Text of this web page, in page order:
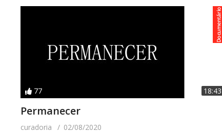
77 18:43
Permanecer
curadoria 02/08/2020